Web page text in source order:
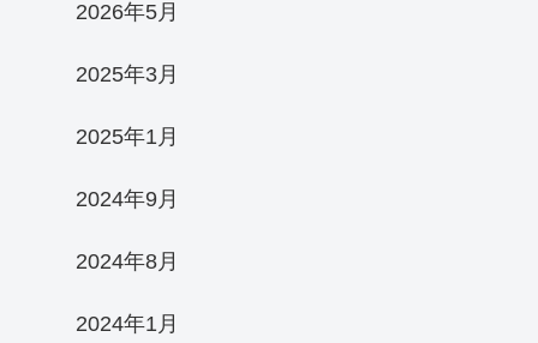
2026年5月
2025年3月
2025年1月
2024年9月
2024年8月
2024年1月